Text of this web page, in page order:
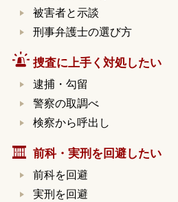
被害者と示談
刑事弁護士の選び方
捜査に上手く対処したい
逮捕・勾留
警察の取調べ
検察から呼出し
前科・実刑を回避したい
前科を回避
実刑を回避